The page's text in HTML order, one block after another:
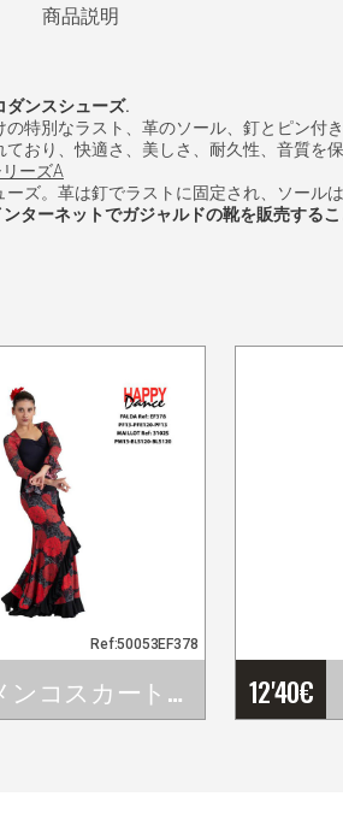
商品説明
ダンスシューズ.
の特別なラスト、革のソール、釘とピン付
おり、快適さ、美しさ、耐久性、音質を
ーズA
ズ。革は釘でラストに固定され、ソール
ターネットでガジャルドの靴を販売するこ
フラメンコスカート Happy Dance. 参照番号 EF378
Ref:50053EF378
12'40€